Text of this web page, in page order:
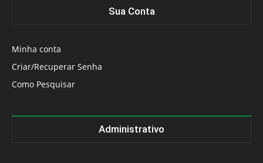
Sua Conta
Minha conta
Criar/Recuperar Senha
Como Pesquisar
Administrativo